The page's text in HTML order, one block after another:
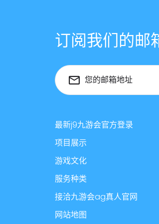
订阅我们的邮
您的邮箱地址
最新j9九游会官方登录
项目展示
游戏文化
服务种类
接洽九游会ag真人官网
网站地图